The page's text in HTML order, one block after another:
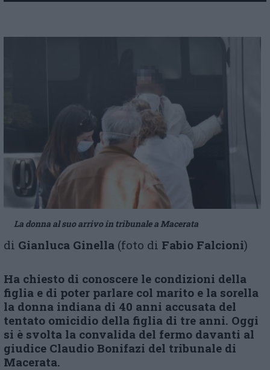
La donna al suo arrivo in tribunale a Macerata
di Gianluca Ginella (foto di Fabio Falcioni)
Ha chiesto di conoscere le condizioni della
figlia e di poter parlare col marito e la sorella
la donna indiana di 40 anni accusata del
tentato omicidio della figlia di tre anni. Oggi
si è svolta la convalida del fermo davanti al
giudice Claudio Bonifazi del tribunale di
Macerata.